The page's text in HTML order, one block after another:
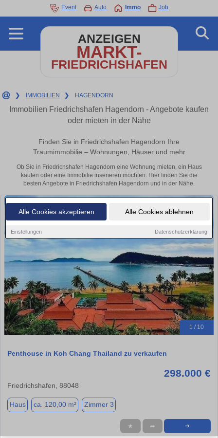
Alle Cookies akzeptieren Alle Cookies ablehnen
Einstellungen Datenschutzerklärung
Event Auto Immo Job
ANZEIGEN
MARKT-
FRIEDRICHSHAFEN
❯ IMMOBILIEN ❯ HAGENDORN
Immobilien Friedrichshafen Hagendorn - Angebote kaufen
oder mieten in der Nähe
Finden Sie in Friedrichshafen Hagendorn Ihre
Traumimmobilie – Wohnungen, Häuser und mehr
Ob Sie in Friedrichshafen Hagendorn eine Wohnung mieten, ein Haus
kaufen oder eine Immobilie inserieren möchten: Hier finden Sie die
besten Angebote in Friedrichshafen Hagendorn und in der Nähe.
1 / 10
Penthouse in Koh Chang Thailand zu verkaufen
298.000 €
Friedrichshafen, 88048
Haus ca. 120,00 m² Zimmer 3
★ ➦ ➜